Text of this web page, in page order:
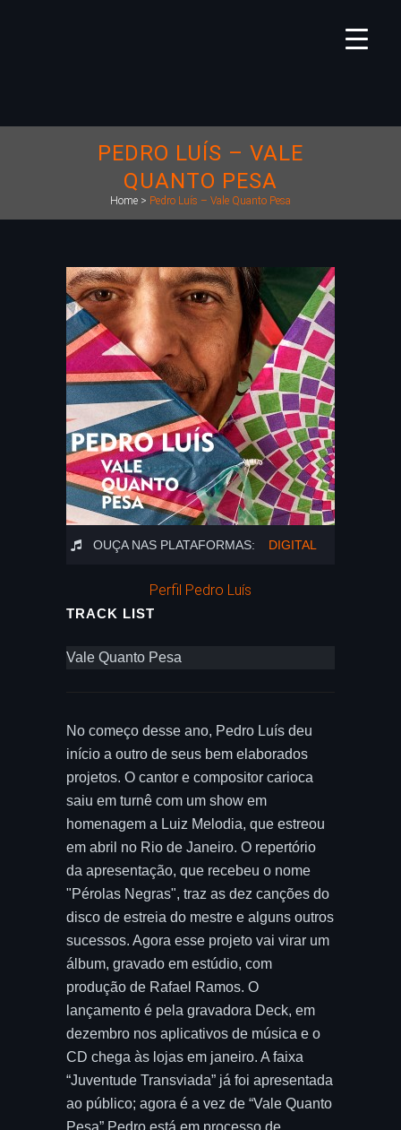
PEDRO LUÍS – VALE
QUANTO PESA
Home > Pedro Luís – Vale Quanto Pesa
OUÇA NAS PLATAFORMAS: DIGITAL
Perfil Pedro Luís
TRACK LIST
Vale Quanto Pesa
No começo desse ano, Pedro Luís deu
início a outro de seus bem elaborados
projetos. O cantor e compositor carioca
saiu em turnê com um show em
homenagem a Luiz Melodia, que estreou
em abril no Rio de Janeiro. O repertório
da apresentação, que recebeu o nome
"Pérolas Negras", traz as dez canções do
disco de estreia do mestre e alguns outros
sucessos. Agora esse projeto vai virar um
álbum, gravado em estúdio, com
produção de Rafael Ramos. O
lançamento é pela gravadora Deck, em
dezembro nos aplicativos de música e o
CD chega às lojas em janeiro. A faixa
“Juventude Transviada” já foi apresentada
ao público; agora é a vez de “Vale Quanto
Pesa”.Pedro está em processo de